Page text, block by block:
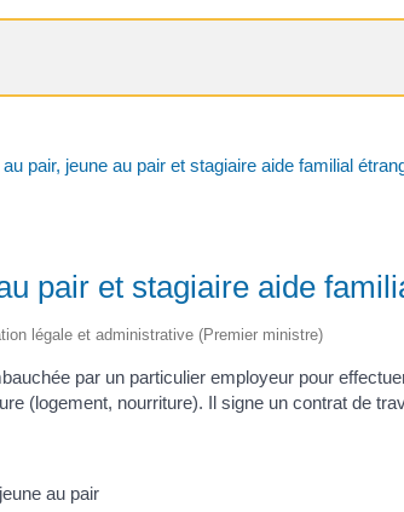
pair, jeune au pair et stagiaire aide familial
pair et stagiaire aide
légale et administrative (Premier ministre)
par un particulier employeur pour
(logement, nourriture). Il signe un contrat de
au pair